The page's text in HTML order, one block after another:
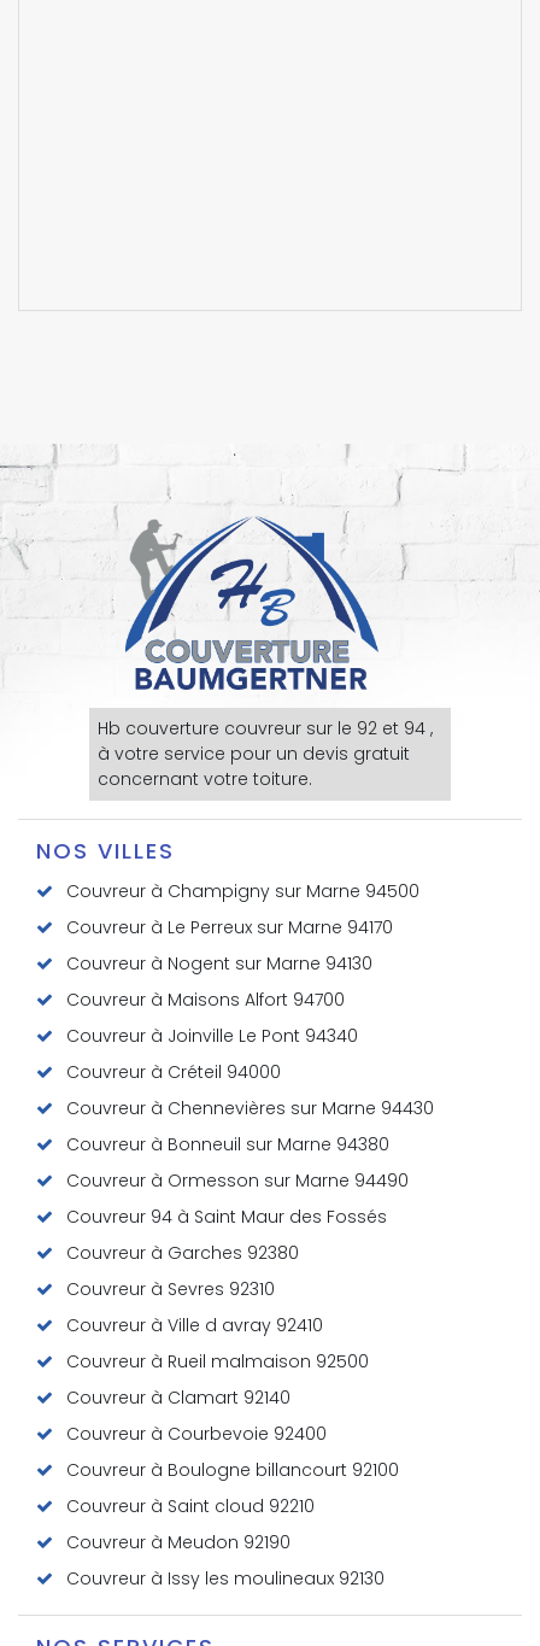
Hb couverture couvreur sur le 92 et 94 ,
à votre service pour un devis gratuit
concernant votre toiture.
NOS VILLES
Couvreur à Champigny sur Marne 94500
Couvreur à Le Perreux sur Marne 94170
Couvreur à Nogent sur Marne 94130
Couvreur à Maisons Alfort 94700
Couvreur à Joinville Le Pont 94340
Couvreur à Créteil 94000
Couvreur à Chennevières sur Marne 94430
Couvreur à Bonneuil sur Marne 94380
Couvreur à Ormesson sur Marne 94490
Couvreur 94 à Saint Maur des Fossés
Couvreur à Garches 92380
Couvreur à Sevres 92310
Couvreur à Ville d avray 92410
Couvreur à Rueil malmaison 92500
Couvreur à Clamart 92140
Couvreur à Courbevoie 92400
Couvreur à Boulogne billancourt 92100
Couvreur à Saint cloud 92210
Couvreur à Meudon 92190
Couvreur à Issy les moulineaux 92130